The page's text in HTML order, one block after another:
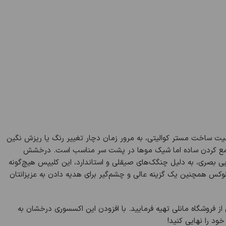
ساخت مستر کوالیتی، به مرور زمان دچار تغییر رنگ یا ریزش نگین
جمع کردن ساده اما شیک موها در پشت سر مناسب است. درخشش
بصری، به دلیل چنگک‌های صیقلی و استاندارد، این کلیپس هیچ‌گونه
همچنین یک گزینه عالی و چشم‌گیر برای هدیه دادن به عزیزانتان
فروشگاه مانلی تهیه فرمایید. با افزودن این اکسسوری درخشان به
را نهایی کنید!